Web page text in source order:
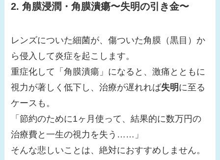
2. 角膜浸潤・角膜潰瘍〜失明の引き金〜
レンズについた細菌が、傷ついた角膜（黒目）か
ら侵入して炎症を起こします。
重症化して「角膜潰瘍」になると、激痛とともに
視力が著しく低下し、治療が遅れれば失明 に至る
ケースも。
「節約のために1ヶ月使って、結果的に数万円の
治療費と一生の視力を失う……」
そんな悲しいことは、絶対におすすめしません。